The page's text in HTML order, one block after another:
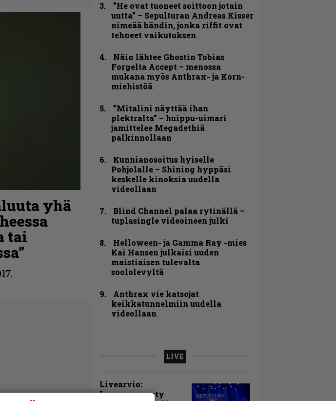
yhä
tai
”He ovat tuoneet soittoon jotain
uutta” – Sepulturan Andreas Kisser
nimeää bändin, jonka riffit ovat
tehneet vaikutuksen
Näin lähtee Ghostin Tobias
Forgelta Accept – menossa
mukana myös Anthrax- ja Korn-
miehistöä
”Mitalini näyttää ihan
plektralta” – huippu-uimari
jamittelee Megadethiä
palkinnollaan
Kunnianosoitus hyiselle
Pohjolalle – Shining hyppäsi
keskelle kinoksia uudella
videollaan
Blind Channel palaa rytinällä –
tuplasingle videoineen julki
Helloween- ja Gamma Ray -mies
Kai Hansen julkaisi uuden
maistiaisen tulevalta
soololevyltä
Anthrax vie katsojat
keikkatunnelmiin uudella
videollaan
LIVE
Livearvio:
Loppuunmyyty